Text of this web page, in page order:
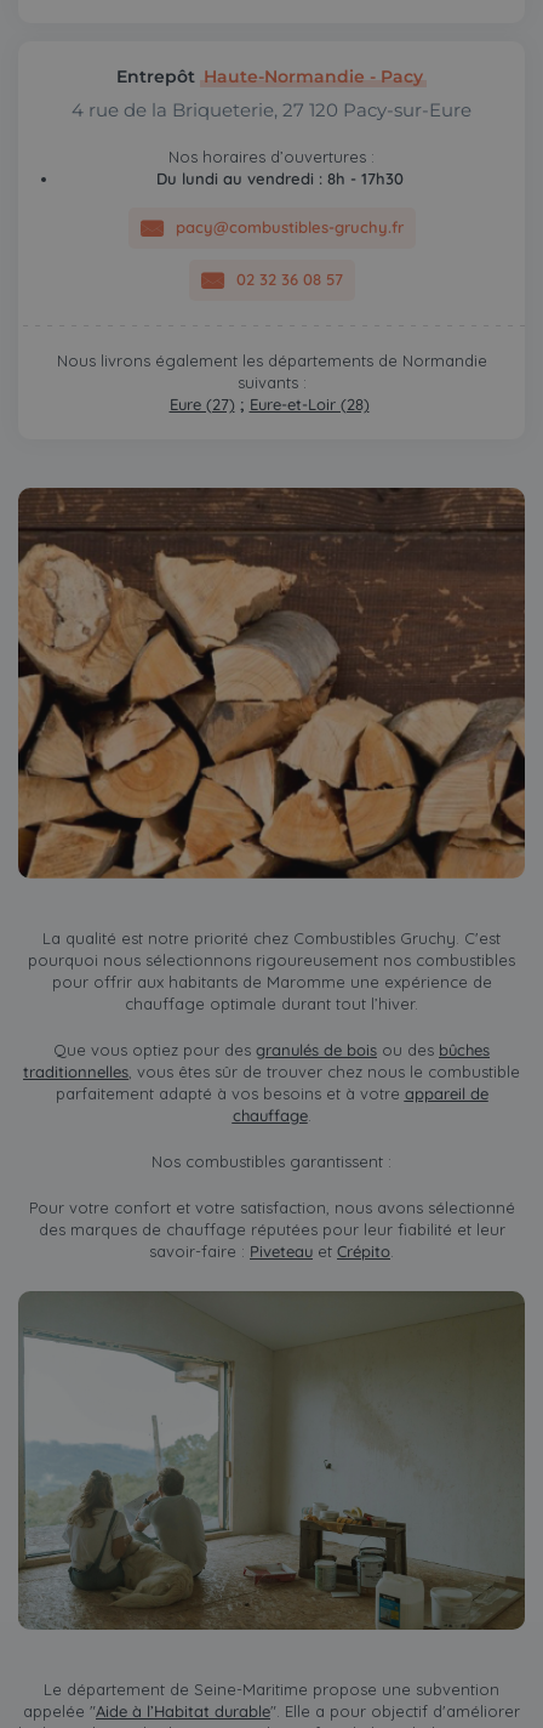
Entrepôt Haute-Normandie - Pacy
4 rue de la Briqueterie, 27 120 Pacy-sur-Eure
Nos horaires d’ouvertures :
Du lundi au vendredi : 8h - 17h30
pacy@combustibles-gruchy.fr
02 32 36 08 57
Nous livrons également les départements de Normandie
suivants :
Eure (27) ; Eure-et-Loir (28)
La qualité est notre priorité chez Combustibles Gruchy. C'est
pourquoi nous sélectionnons rigoureusement nos combustibles
pour offrir aux habitants de Maromme une expérience de
chauffage optimale durant tout l’hiver.
Que vous optiez pour des granulés de bois ou des bûches
traditionnelles, vous êtes sûr de trouver chez nous le combustible
parfaitement adapté à vos besoins et à votre appareil de
chauffage.
Nos combustibles garantissent :
Pour votre confort et votre satisfaction, nous avons sélectionné
des marques de chauffage réputées pour leur fiabilité et leur
savoir-faire : Piveteau et Crépito.
Le département de Seine-Maritime propose une subvention
appelée "Aide à l’Habitat durable". Elle a pour objectif d'améliorer